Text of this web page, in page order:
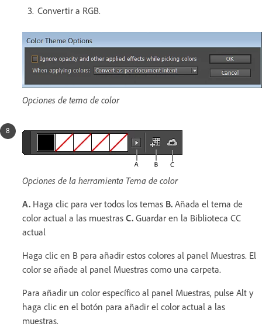
Convertir a RGB.
Opciones de tema de color
Opciones de la herramienta Tema de color
A. Haga clic para ver todos los temas B. Añada el tema de
color actual a las muestras C. Guardar en la Biblioteca CC
actual
Haga clic en B para añadir estos colores al panel Muestras. El
color se añade al panel Muestras como una carpeta.
Para añadir un color específico al panel Muestras, pulse Alt y
haga clic en el botón para añadir el color actual a las
muestras.